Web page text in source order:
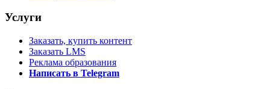
Услуги
Заказать, купить контент
Заказать LMS
Реклама образования
Написать в Telegram